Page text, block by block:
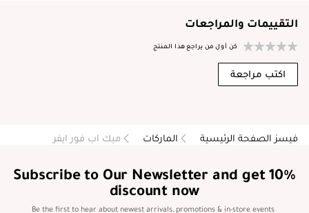
التقييمات والمراجعات
كن أول من يراجع هذا المنتج
اكتب مراجعة
فيسز الصفحة الرئيسية الماركات ميك اب فور ايفر
Subscribe to Our Newsletter and get 10%
discount now
Be the first to hear about newest arrivals, promotions & in-store events